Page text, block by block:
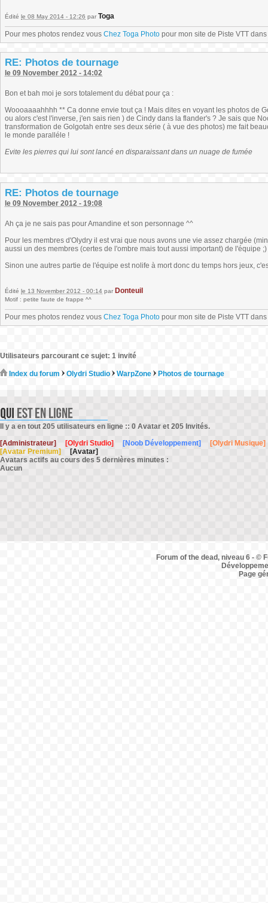
Édité le 08 May 2014 - 12:26 par Toga
Pour mes photos rendez vous Chez Toga Photo pour mon site de Piste VTT
RE: Photos de tournage
le 09 November 2012 - 14:02
Bon et bah moi je sors totalement du débat pour ça :
Woooaaaahhhh ** Ca donne envie tout ça ! Mais dites en voyant les photos de
ou alors c'est l'inverse, j'en sais rien ) de Cindy dans la flander's ? Je sais que
transformation de Golgotah entre ses deux série ( à vue des photos) me fait
le monde paralléle !
Evite les pierres qui lui sont lancé en disparaissant dans un nuage de fumée
RE: Photos de tournage
le 09 November 2012 - 19:08
Ah ça je ne sais pas pour Amandine et son personnage ^^
Pour les membres d'Olydry il est vrai que nous avons une vie assez chargée
aussi un des membres (certes de l'ombre mais tout aussi important) de l'équipe ;)
Sinon une autres partie de l'équipe est nolife à mort donc du temps hors jeux,
Édité le 13 November 2012 - 00:14 par Donteuil
Motif : petite faute de frappe ^^
Pour mes photos rendez vous Chez Toga Photo pour mon site de Piste VTT
Utilisateurs parcourant ce sujet: 1 invité
Index du forum Olydri Studio WarpZone Photos de tournage
Il y a en tout 205 utilisateurs en ligne :: 0 Avatar et 205 Invités.
[Administrateur]
[Olydri Studio] [Noob Développement]
[Olydri Musique]
[Avatar Premium]
[Avatar]
Avatars actifs au cours des 5 dernières minutes :
Aucun
Forum of the dead, niveau 6 - ©
Page